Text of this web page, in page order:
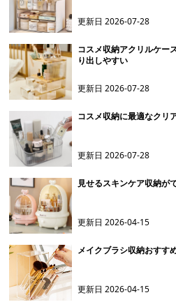
更新日2026-07-28
コスメ収納アクリルケー
り出しやすい
更新日2026-07-28
コスメ収納に最適なクリ
更新日2026-07-28
見せるスキンケア収納が
更新日2026-04-15
メイクブラシ収納おすす
更新日2026-04-15